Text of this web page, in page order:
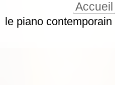
Accueil
le piano contemporain